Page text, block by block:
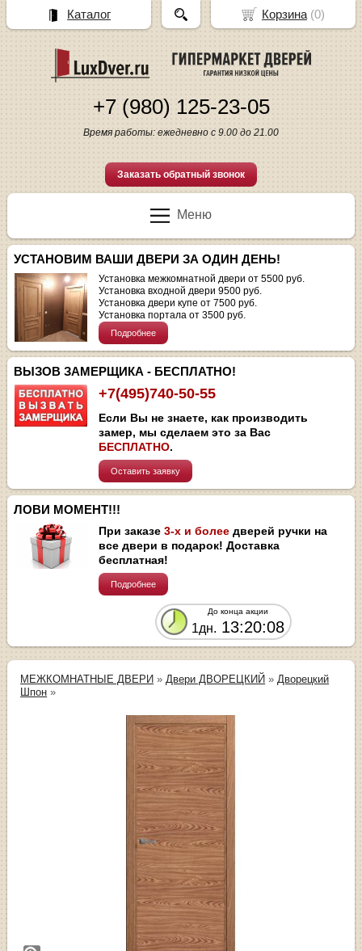
+7 (980) 125-23-05
Время работы: ежедневно с 9.00 до 21.00
Заказать обратный звонок
Меню
УСТАНОВИМ ВАШИ ДВЕРИ ЗА ОДИН ДЕНЬ!
Установка межкомнатной двери от 5500 руб.
Установка входной двери 9500 руб.
Установка двери купе от 7500 руб.
Установка портала от 3500 руб.
Подробнее
ВЫЗОВ ЗАМЕРЩИКА - БЕСПЛАТНО!
+7(495)740-50-55
Если Вы не знаете, как производить
замер, мы сделаем это за Вас
БЕСПЛАТНО.
Оставить заявку
ЛОВИ МОМЕНТ!!!
При заказе3-х и более дверей ручки на
все двери в подарок! Доставка
бесплатная!
Подробнее
До конца акции
1дн. 13:20:08
МЕЖКОМНАТНЫЕ ДВЕРИ » Двери ДВОРЕЦКИЙ » Дворецкий
Шпон »
Корзина(0)
Каталог